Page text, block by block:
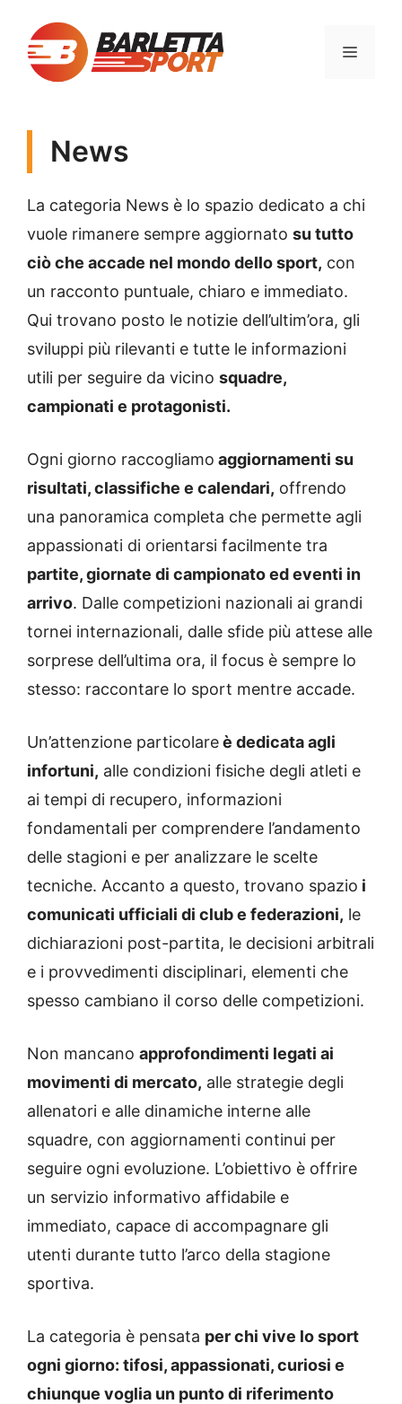
contenuto
MENU
News
La categoria News è lo spazio dedicato a chi
vuole rimanere sempre aggiornato su tutto
ciò che accade nel mondo dello sport, con
un racconto puntuale, chiaro e immediato.
Qui trovano posto le notizie dell’ultim’ora, gli
sviluppi più rilevanti e tutte le informazioni
utili per seguire da vicino squadre,
campionati e protagonisti.
Ogni giorno raccogliamo aggiornamenti su
risultati, classifiche e calendari, offrendo
una panoramica completa che permette agli
appassionati di orientarsi facilmente tra
partite, giornate di campionato ed eventi in
arrivo. Dalle competizioni nazionali ai grandi
tornei internazionali, dalle sfide più attese alle
sorprese dell’ultima ora, il focus è sempre lo
stesso: raccontare lo sport mentre accade.
Un’attenzione particolareè dedicata agli
infortuni, alle condizioni fisiche degli atleti e
ai tempi di recupero, informazioni
fondamentali per comprendere l’andamento
delle stagioni e per analizzare le scelte
tecniche. Accanto a questo, trovano spazio i
comunicati ufficiali di club e federazioni, le
dichiarazioni post-partita, le decisioni arbitrali
e i provvedimenti disciplinari, elementi che
spesso cambiano il corso delle competizioni.
Non mancano approfondimenti legati ai
movimenti di mercato, alle strategie degli
allenatori e alle dinamiche interne alle
squadre, con aggiornamenti continui per
seguire ogni evoluzione. L’obiettivo è offrire
un servizio informativo affidabile e
immediato, capace di accompagnare gli
utenti durante tutto l’arco della stagione
sportiva.
La categoria è pensata per chi vive lo sport
ogni giorno: tifosi, appassionati, curiosi e
chiunque voglia un punto di riferimento